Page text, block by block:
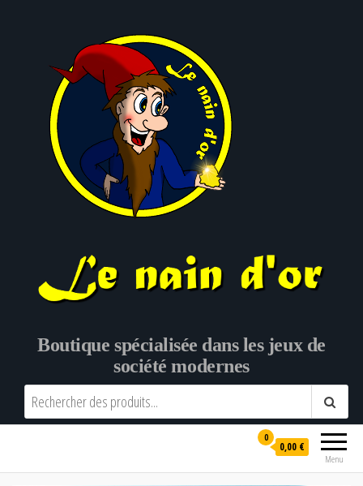
Boutique spécialisée dans les jeux de
société modernes
Menu
0
0,00 €